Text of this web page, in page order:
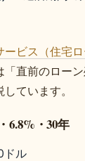
ービス（住宅
直前のローン
ています。
6.8%・30年
ル